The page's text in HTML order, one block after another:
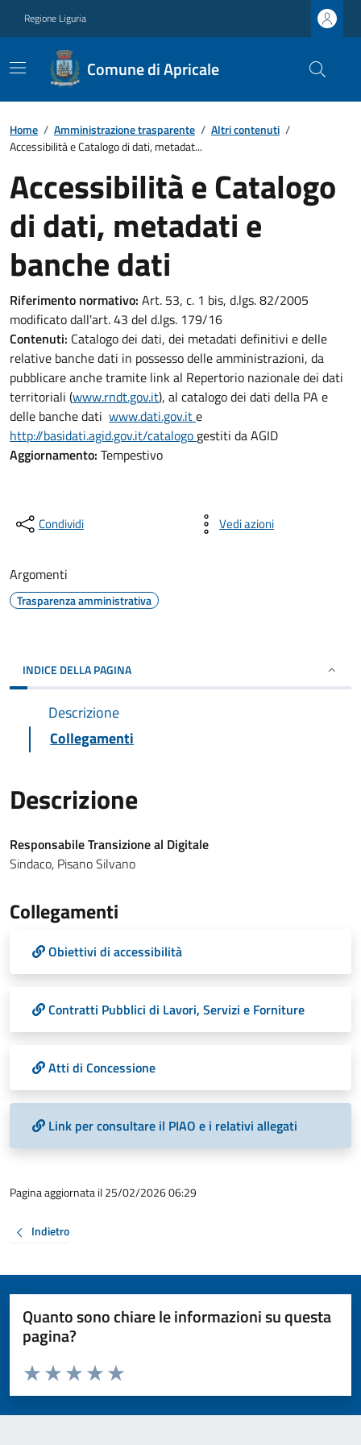
Regione Liguria
Comune di Apricale
Home / Amministrazione trasparente / Altri contenuti /
Accessibilità e Catalogo di dati, metadat...
Accessibilità e Catalogo
di dati, metadati e
banche dati
Riferimento normativo: Art. 53, c. 1 bis, d.lgs. 82/2005
modificato dall'art. 43 del d.lgs. 179/16
Contenuti: Catalogo dei dati, dei metadati definitivi e delle
relative banche dati in possesso delle amministrazioni, da
pubblicare anche tramite link al Repertorio nazionale dei dati
territoriali (www.rndt.gov.it), al catalogo dei dati della PA e
delle banche dati www.dati.gov.ite
http://basidati.agid.gov.it/catalogo gestiti da AGID
Aggiornamento: Tempestivo
Condividi Vedi azioni
Argomenti
Trasparenza amministrativa
INDICE DELLA PAGINA
Descrizione
Collegamenti
Descrizione
Responsabile Transizione al Digitale
Sindaco, Pisano Silvano
Collegamenti
Obiettivi di accessibilità
Contratti Pubblici di Lavori, Servizi e Forniture
Atti di Concessione
Link per consultare il PIAO e i relativi allegati
Pagina aggiornata il 25/02/2026 06:29
Indietro
Quanto sono chiare le informazioni su questa
pagina?
Valuta da 1 a 5 stelle la pagina
Valuta 5 stelle su 5
Valuta 4 stelle su 5
Valuta 3 stelle su 5
Valuta 2 stelle su 5
Valuta 1 stelle su 5